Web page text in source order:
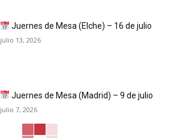
Juernes de Mesa (Elche) – 16 de julio
julio 13, 2026
Juernes de Mesa (Madrid) – 9 de julio
julio 7, 2026